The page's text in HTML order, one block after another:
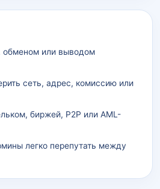
контекст
обменом или выводом
сеть, адрес, комиссию или
биржей, P2P или AML-
легко перепутать между